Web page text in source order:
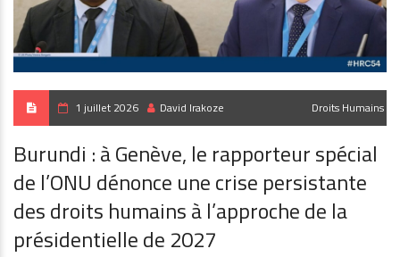
1 juillet 2026 David Irakoze Droits Humains
Burundi : à Genève, le rapporteur spécial
de l’ONU dénonce une crise persistante
des droits humains à l’approche de la
présidentielle de 2027